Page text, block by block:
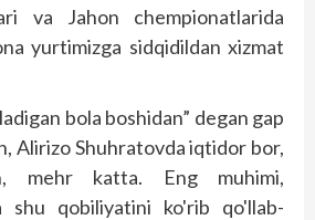
va Jahon chempionatlarida
yurtimizga sidqidildan xizmat
bola boshidan” degan gap
Alirizo Shuhratovda iqtidor bor,
mehr katta. Eng muhimi,
shu qobiliyatini ko'rib qo'llab-